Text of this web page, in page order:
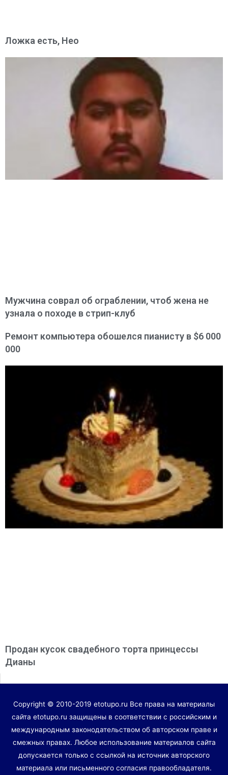
Ложка есть, Нео
Мужчина соврал об ограблении, чтоб жена не
узнала о походе в стрип-клуб
Ремонт компьютера обошелся пианисту в $6 000
000
Продан кусок свадебного торта принцессы
Дианы
Copyright © 2010-2019 etotupo.ru Все права на материалы
сайта etotupo.ru защищены в соответствии с российским и
международным законодательством об авторском праве и
смежных правах. Любое использование материалов сайта
допускается только с ссылкой на источник авторского
материала или письменного согласия правообладателя.